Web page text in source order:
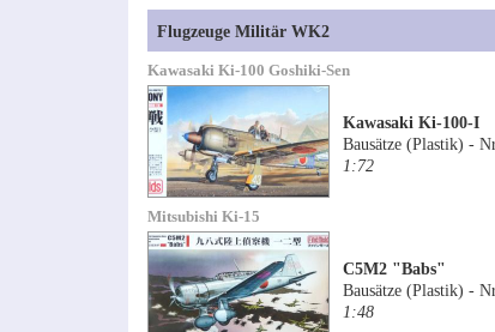
Flugzeuge Militär WK2
Kawasaki Ki-100 Goshiki-Sen
Kawasaki Ki-100-I
Bausätze (Plastik) -
1:72
Mitsubishi Ki-15
C5M2 "Babs"
Bausätze (Plastik) -
1:48